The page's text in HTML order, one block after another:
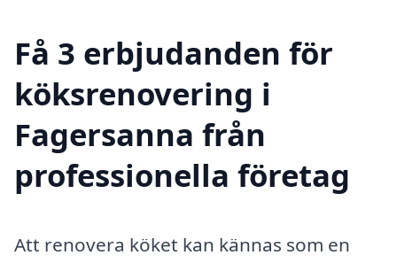
Få 3 erbjudanden för
köksrenovering i
Fagersanna från
professionella företag
Att renovera köket kan kännas som en